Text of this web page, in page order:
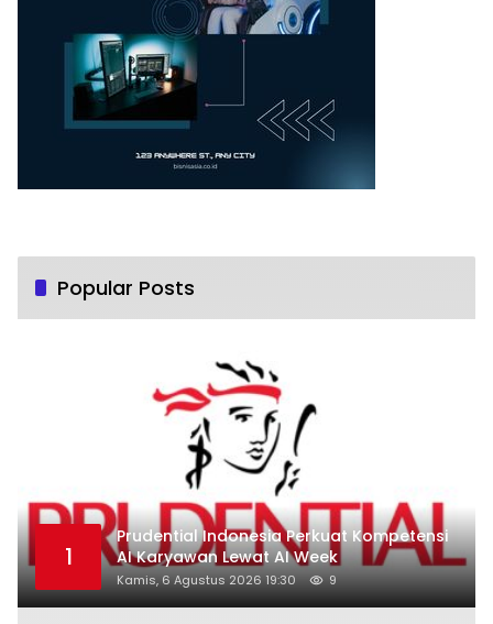
Popular Posts
1
Prudential Indonesia Perkuat Kompetensi
AI Karyawan Lewat AI Week
Kamis, 6 Agustus 2026 19:30 9